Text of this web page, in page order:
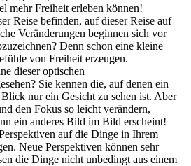
mehr Freiheit erleben können!
Reise befinden, auf dieser Reise auf
Veränderungen beginnen sich vor
Denn schon eine kleine
von Freiheit erzeugen.
dieser optischen
Sie kennen die, auf denen ein
nur ein Gesicht zu sehen ist. Aber
den Fokus so leicht verändern,
ein anderes Bild im Bild erscheint!
auf die Dinge in Ihrem
Neue Perspektiven können sehr
die Dinge nicht unbedingt aus einem